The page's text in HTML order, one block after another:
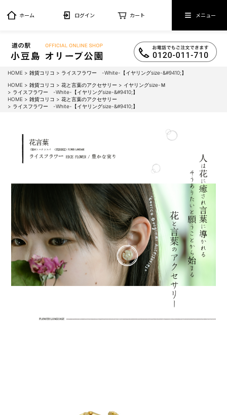
ホーム ログイン カート メニュー
HOME 雑貨コリコ
ライスフラワー -White-【イヤリングsize-&#9410;】
HOME
雑貨コリコ 花と言葉のアクセサリー
イヤリングsize-Ｍ
ライスフラワー -White-【イヤリングsize-&#9410;】
HOME
雑貨コリコ
花と言葉のアクセサリー
ライスフラワー -White-【イヤリングsize-&#9410;】